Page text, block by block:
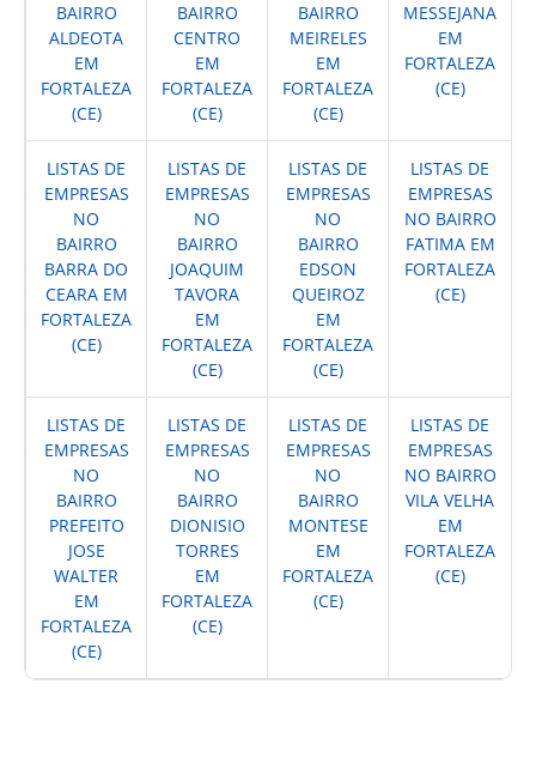
BAIRRO
ALDEOTA
EM
FORTALEZA
(CE)
BAIRRO
CENTRO
EM
FORTALEZA
(CE)
BAIRRO
MEIRELES
EM
FORTALEZA
(CE)
MESSEJANA
EM
FORTALEZA
(CE)
LISTAS DE
EMPRESAS
NO
BAIRRO
BARRA DO
CEARA EM
FORTALEZA
(CE)
LISTAS DE
EMPRESAS
NO
BAIRRO
JOAQUIM
TAVORA
EM
FORTALEZA
(CE)
LISTAS DE
EMPRESAS
NO
BAIRRO
EDSON
QUEIROZ
EM
FORTALEZA
(CE)
LISTAS DE
EMPRESAS
NO BAIRRO
FATIMA EM
FORTALEZA
(CE)
LISTAS DE
EMPRESAS
NO
BAIRRO
PREFEITO
JOSE
WALTER
EM
FORTALEZA
(CE)
LISTAS DE
EMPRESAS
NO
BAIRRO
DIONISIO
TORRES
EM
FORTALEZA
(CE)
LISTAS DE
EMPRESAS
NO
BAIRRO
MONTESE
EM
FORTALEZA
(CE)
LISTAS DE
EMPRESAS
NO BAIRRO
VILA VELHA
EM
FORTALEZA
(CE)